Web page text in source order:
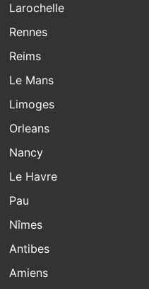
Larochelle
Rennes
Reims
Le Mans
Limoges
Orleans
Nancy
Le Havre
Pau
Nîmes
Antibes
Amiens